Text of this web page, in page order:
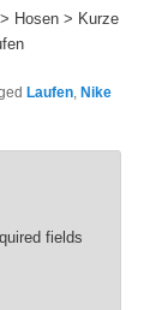
Hosen > Kurze
Laufen,Nike
fields